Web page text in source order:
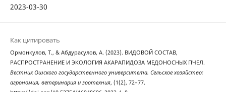
2023-03-30
Как цитировать
Ормонкулов, Т., & Абдурасулов, А. (2023). ВИДОВОЙ СОСТАВ,
РАСПРОСТРАНЕНИЕ И ЭКОЛОГИЯ АКАРАПИДОЗА МЕДОНОСНЫХ ПЧЕЛ.
Вестник Ошского государственного университета. Сельское хозяйство:
агрономия, ветеринария и зоотехния, (1(2), 72–77.